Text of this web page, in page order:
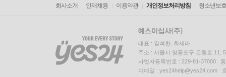
회사소개 인재채용 이용약관 개인정보처리방침 청소년보
대표 : 김석환, 최세라
주소 : 서울시 영등포구 은행로 11,
사업자등록번호 : 229-81-37000
이메일 : yes24help@yes24.com